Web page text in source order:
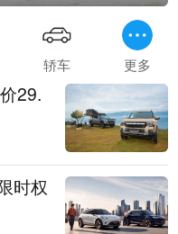
轿车 更多
29.
时权